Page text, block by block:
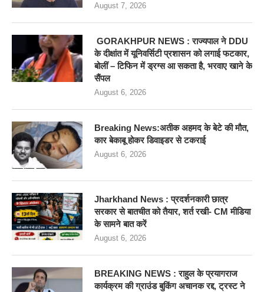
August 7, 2026
GORAKHPUR NEWS : राज्यपाल ने DDU
के दीक्षांत में यूनिवर्सिटी प्रशासन को लगाई फटकार,
बोलीं – टिफिन में ड्रग्स आ सकता है, भरवाए खाने के
सैंपल
August 6, 2026
Breaking News:अतीक अहमद के बेटे की मौत,
कार बेकाबू होकर डिवाइडर से टकराई
August 6, 2026
Jharkhand News : प्रदर्शनकारी छात्र
सरकार से बातचीत को तैयार, शर्त रखी- CM मीडिया
के सामने बात करें
August 6, 2026
BREAKING NEWS : राहुल के प्रयागराज
कार्यक्रम की ग्राउंड बुकिंग अचानक रद्द, ट्रस्ट ने